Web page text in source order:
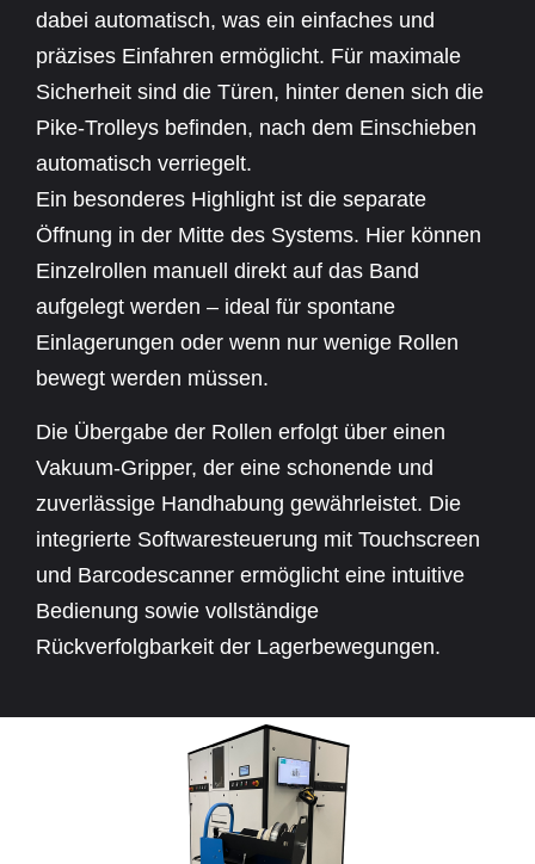
dabei automatisch, was ein einfaches und
präzises Einfahren ermöglicht. Für maximale
Sicherheit sind die Türen, hinter denen sich die
Pike-Trolleys befinden, nach dem Einschieben
automatisch verriegelt.
Ein besonderes Highlight ist die separate
Öffnung in der Mitte des Systems. Hier können
Einzelrollen manuell direkt auf das Band
aufgelegt werden – ideal für spontane
Einlagerungen oder wenn nur wenige Rollen
bewegt werden müssen.
Die Übergabe der Rollen erfolgt über einen
Vakuum-Gripper, der eine schonende und
zuverlässige Handhabung gewährleistet. Die
integrierte Softwaresteuerung mit Touchscreen
und Barcodescanner ermöglicht eine intuitive
Bedienung sowie vollständige
Rückverfolgbarkeit der Lagerbewegungen.